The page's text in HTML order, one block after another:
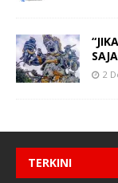
2
TERKINI